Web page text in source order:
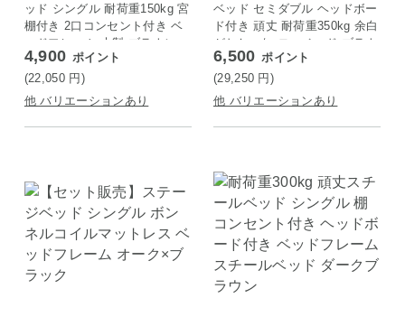
ッド シングル 耐荷重150kg 宮
棚付き 2口コンセント付き ベ
ッドフレーム 木製 ブラウン
4,900 ポイント
(22,050 円 )
他 バリエーションあり
ベッド セミダブル ヘッドボー
ド付き 頑丈 耐荷重350kg 余白
がおしゃれ ローベッド ブラウ
ン
6,500 ポイント
(29,250 円 )
他 バリエーションあり